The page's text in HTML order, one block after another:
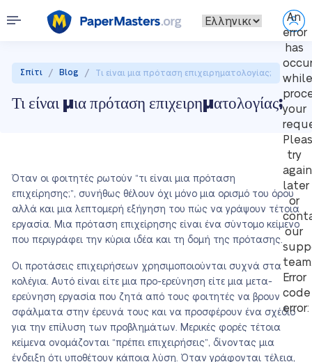
An
error
has
while
your
try
again
later
or
our
Error
code
error:
Σπίτι / Blog / Τι είναι μια πρόταση επιχειρηματολογίας;
Τι είναι μια πρόταση επιχειρηματολογίας;
Όταν οι φοιτητές ρωτούν “τι είναι μια πρόταση
επιχείρησης;”, συνήθως θέλουν όχι μόνο μια ορισμό του όρου
αλλά και μια λεπτομερή εξήγηση του πώς να γράψουν τέτοια
εργασία. Μια πρόταση επιχείρησης είναι ένα σύντομο κείμενο
που περιγράφει την κύρια ιδέα και τη δομή της πρότασης.
Οι προτάσεις επιχειρήσεων χρησιμοποιούνται συχνά στα
κολέγια. Αυτό είναι είτε μια προ-ερεύνηση είτε μια μετα-
ερεύνηση εργασία που ζητά από τους φοιτητές να βρουν
σφάλματα στην έρευνά τους και να προσφέρουν ένα σχέδιο
για την επίλυση των προβλημάτων. Μερικές φορές τέτοια
κείμενα ονομάζονται “πρέπει επιχειρήσεις”, δίνοντας μια
ένδειξη ότι υποθέτουν κάποια λύση. Όταν γράφονται τέλεια,